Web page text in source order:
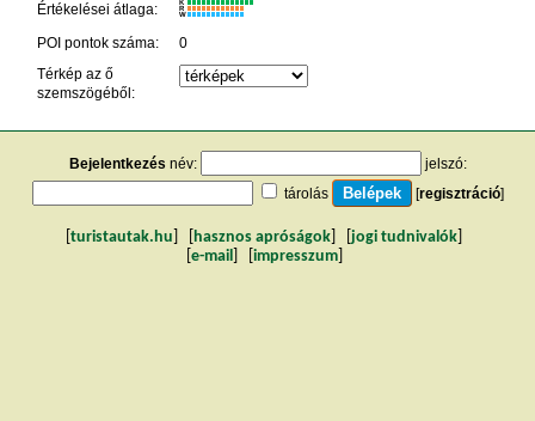
Értékelései átlaga:
K
R
W
POI pontok száma:
0
Térkép az ő
szemszögéből:
Bejelentkezés név:
jelszó:
tárolás
[regisztráció]
turistautak.hu hasznos apróságok jogi tudnivalók
e-mail impresszum]